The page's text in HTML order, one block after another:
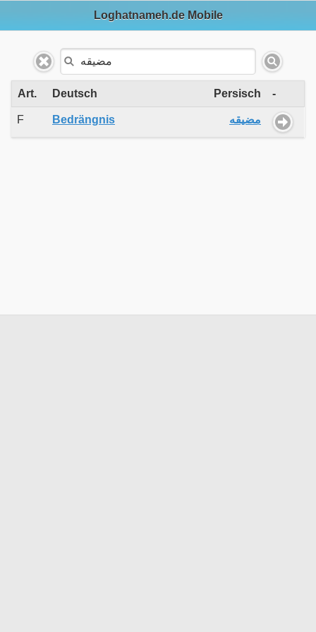
Loghatnameh.de Mobile
Art. Deutsch Persisch -
F Bedrängnis مضیقه